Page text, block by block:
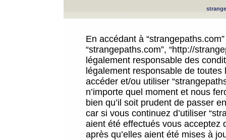
En accédant à
“strangepaths.com”, “http://
légalement responsable des
légalement responsable de
accéder et/ou utiliser
n’importe quel moment et nous
bien qu’il soit prudent de passer
car si vous continuez d’utiliser
aient été effectués vous acceptez
après qu’elles aient été mises à